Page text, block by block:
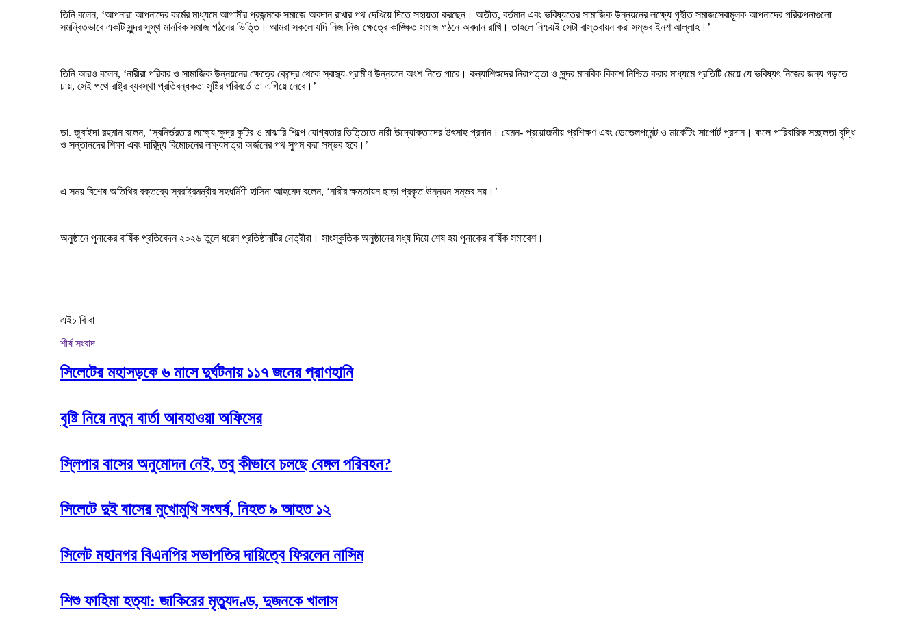
তিনি বলেন, ‘আপনারা আপনাদের কর্মের মাধ্যমে আগামীর প্রজন্মকে সমাজে অবদান রাখার পথ দেখিয়ে দিতে সহায়তা করছেন। অতীত, বর্তমান এবং ভবিষ্যতের সামাজিক উন্নয়নের লক্ষ্যে গৃহীত সমাজসেবামূলক আপনাদের পরিকল্পনাগুলো
সমন্বিতভাবে একটি সুন্দর সুস্থ মানবিক সমাজ গঠনের ভিত্তি। আমরা সকলে যদি নিজ নিজ ক্ষেত্রে কাঙ্ক্ষিত সমাজ গঠনে অবদান রাখি। তাহলে নিশ্চয়ই সেটা বাস্তবায়ন করা সম্ভব ইনশাআল্লাহ।’
তিনি আরও বলেন, ‘নারীরা পরিবার ও সামাজিক উন্নয়নের ক্ষেত্রে কেন্দ্রে থেকে স্বাস্থ্য-গ্রামীণ উন্নয়নে অংশ নিতে পারে। কন্যাশিশুদের নিরাপত্তা ও সুন্দর মানবিক বিকাশ নিশ্চিত করার মাধ্যমে প্রতিটি মেয়ে যে ভবিষ্যৎ নিজের জন্য গড়তে
চায়, সেই পথে রাষ্ট্র ব্যবস্থা প্রতিবন্ধকতা সৃষ্টির পরিবর্তে তা এগিয়ে নেবে।’
ডা. জুবাইদা রহমান বলেন, ‘স্বনির্ভরতার লক্ষ্যে ক্ষুদ্র কুটির ও মাঝারি শিল্পে যোগ্যতার ভিত্তিতে নারী উদ্যোক্তাদের উৎসাহ প্রদান। যেমন- প্রয়োজনীয় প্রশিক্ষণ এবং ডেভেলপমেন্ট ও মার্কেটিং সাপোর্ট প্রদান। ফলে পারিবারিক সচ্ছলতা বৃদ্ধি
ও সন্তানদের শিক্ষা এবং দারিদ্র্য বিমোচনের লক্ষ্যমাত্রা অর্জনের পথ সুগম করা সম্ভব হবে।’
এ সময় বিশেষ অতিথির বক্তব্যে স্বরাষ্ট্রমন্ত্রীর সহধর্মিণী হাসিনা আহমেদ বলেন, ‘নারীর ক্ষমতায়ন ছাড়া প্রকৃত উন্নয়ন সম্ভব নয়।’
অনুষ্ঠানে পুনাকের বার্ষিক প্রতিবেদন ২০২৬ তুলে ধরেন প্রতিষ্ঠানটির নেত্রীরা। সাংস্কৃতিক অনুষ্ঠানের মধ্য দিয়ে শেষ হয় পুনাকের বার্ষিক সমাবেশ।
এইচ বি বা
শীর্ষ সংবাদ
সিলেটের মহাসড়কে ৬ মাসে দুর্ঘটনায় ১১৭ জনের প্রাণহানি
বৃষ্টি নিয়ে নতুন বার্তা আবহাওয়া অফিসের
স্লিপার বাসের অনুমোদন নেই, তবু কীভাবে চলছে বেঙ্গল পরিবহন?
সিলেটে দুই বাসের মুখোমুখি সংঘর্ষ, নিহত ৯ আহত ১২
সিলেট মহানগর বিএনপির সভাপতির দায়িত্বে ফিরলেন নাসিম
শিশু ফাহিমা হত্যা: জাকিরের মৃত্যুদণ্ড, দুজনকে খালাস